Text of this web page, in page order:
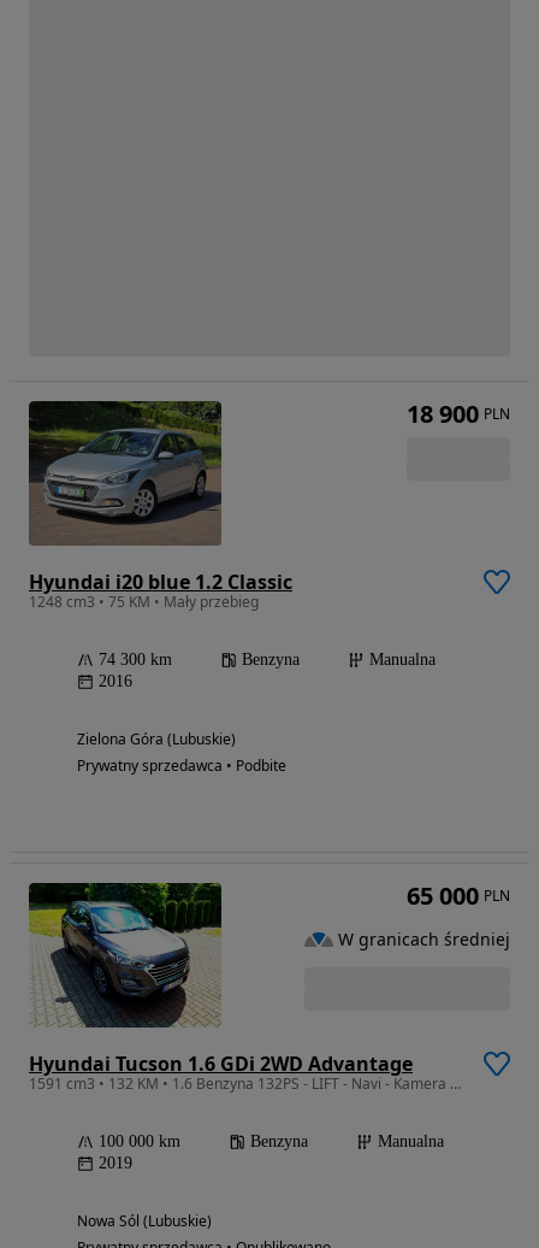
Hyundai i20 blue 1.2 Classic
1248 cm3 • 75 KM • Mały przebieg
74 300 km Benzyna
Manualna
2016
Zielona Góra (Lubuskie)
Prywatny sprzedawca • Podbite
18 900 PLN
Hyundai Tucson 1.6 GDi 2WD Advantage
1591 cm3 • 132 KM • 1.6 Benzyna 132PS - LIFT - Navi - Kamera - Klimatronic - Ledy - Alu 18
100 000 km Benzyna
Manualna
2019
Nowa Sól (Lubuskie)
65 000 PLN
W granicach średniej